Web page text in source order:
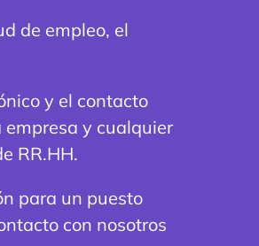
de empleo, el
y el contacto
empresa y cualquier
RR.HH.
para un puesto
con nosotros